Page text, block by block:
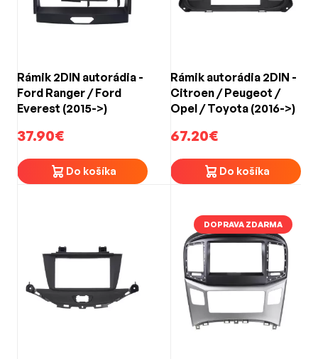
Rámik 2DIN autorádia -
Ford Ranger / Ford
Everest (2015->)
37.90€
Do košíka
Rámik autorádia 2DIN -
Citroen / Peugeot /
Opel / Toyota (2016->)
67.20€
Do košíka
DOPRAVA ZDARMA